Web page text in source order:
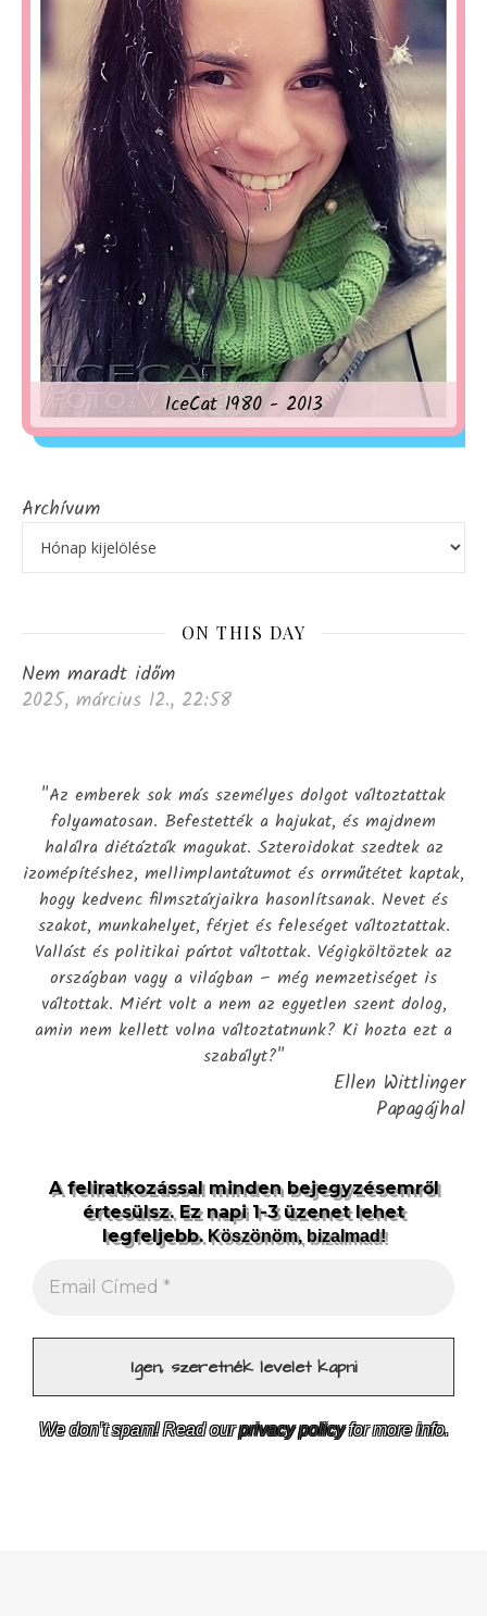
IceCat 1980 - 2013
Archívum
ON THIS DAY
Nem maradt időm
2025, március 12., 22:58
"Az emberek sok más személyes dolgot változtattak
folyamatosan. Befestették a hajukat, és majdnem
halálra diétázták magukat. Szteroidokat szedtek az
izomépítéshez, mellimplantátumot és orrműtétet kaptak,
hogy kedvenc filmsztárjaikra hasonlítsanak. Nevet és
szakot, munkahelyet, férjet és feleséget változtattak.
Vallást és politikai pártot váltottak. Végigköltöztek az
országban vagy a világban – még nemzetiséget is
váltottak. Miért volt a nem az egyetlen szent dolog,
amin nem kellett volna változtatnunk? Ki hozta ezt a
szabályt?"
Ellen Wittlinger
Papagájhal
A feliratkozással minden bejegyzésemről
értesülsz. Ez napi 1-3 üzenet lehet
legfeljebb.Köszönöm, bizalmad!
We don’t spam! Read ourprivacy policyfor more info.